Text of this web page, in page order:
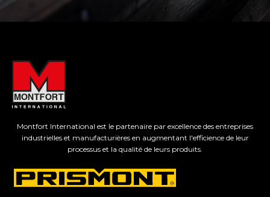
Montfort International est le partenaire par excellence des entreprises
industrielles et manufacturières en augmentant l'efficience de leur
processus et la qualité de leurs produits.